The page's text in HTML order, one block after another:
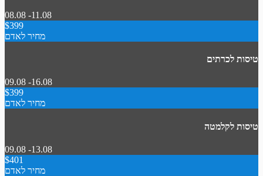
08.08 -11.08
$399
מחיר לאדם
טיסות לכרתים
09.08 -16.08
$399
מחיר לאדם
טיסות לקלמטה
09.08 -13.08
$401
מחיר לאדם